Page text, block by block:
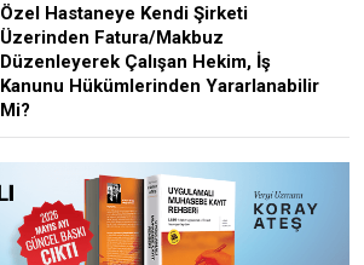
Özel Hastaneye Kendi Şirketi
Üzerinden Fatura/Makbuz
Düzenleyerek Çalışan Hekim, İş
Kanunu Hükümlerinden Yararlanabilir
Mi?